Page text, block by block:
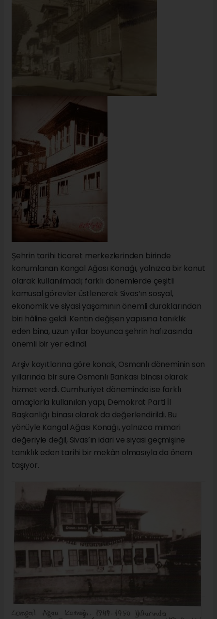
Şehrin tarihi ticaret merkezlerinden birinde
konumlanan Kangal Ağası Konağı, yalnızca bir konut
olarak kullanılmadı; farklı dönemlerde çeşitli
kamusal görevler üstlenerek Sivas’ın sosyal,
ekonomik ve siyasi yaşamının önemli duraklarından
biri hâline geldi. Kentin değişen yapısına tanıklık
eden bina, uzun yıllar boyunca şehrin hafızasında
önemli bir yer edindi.
Arşiv kayıtlarına göre konak, Osmanlı döneminin son
yıllarında bir süre Osmanlı Bankası binası olarak
hizmet verdi. Cumhuriyet döneminde ise farklı
amaçlarla kullanılan yapı, Demokrat Parti İl
Başkanlığı binası olarak da değerlendirildi. Bu
yönüyle Kangal Ağası Konağı, yalnızca mimari
değeriyle değil, Sivas’ın idari ve siyasi geçmişine
tanıklık eden tarihi bir mekân olmasıyla da önem
taşıyor.